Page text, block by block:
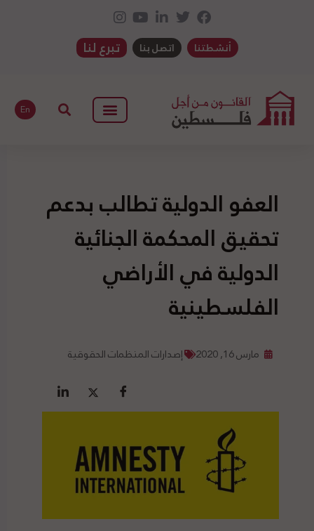
أنشطتنا اتصل بنا تبرع لنا
En
العفو الدولية تطالب بدعم
تحقيق المحكمة الجنائية
الدولية في الأراضي
الفلسطينية
مارس 16, 2020 إصدارات المنظمات الحقوقية